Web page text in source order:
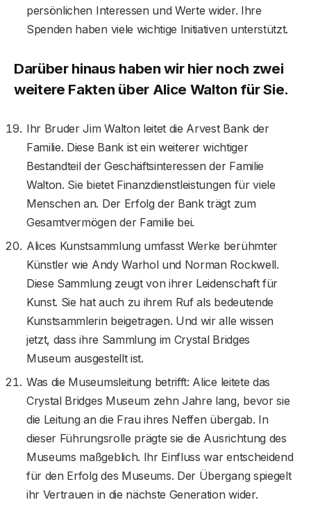
persönlichen Interessen und Werte wider. Ihre
Spenden haben viele wichtige Initiativen unterstützt.
Darüber hinaus haben wir hier noch zwei
weitere Fakten über Alice Walton für Sie.
Ihr Bruder Jim Walton leitet die Arvest Bank der
Familie. Diese Bank ist ein weiterer wichtiger
Bestandteil der Geschäftsinteressen der Familie
Walton. Sie bietet Finanzdienstleistungen für viele
Menschen an. Der Erfolg der Bank trägt zum
Gesamtvermögen der Familie bei.
Alices Kunstsammlung umfasst Werke berühmter
Künstler wie Andy Warhol und Norman Rockwell.
Diese Sammlung zeugt von ihrer Leidenschaft für
Kunst. Sie hat auch zu ihrem Ruf als bedeutende
Kunstsammlerin beigetragen. Und wir alle wissen
jetzt, dass ihre Sammlung im Crystal Bridges
Museum ausgestellt ist.
Was die Museumsleitung betrifft: Alice leitete das
Crystal Bridges Museum zehn Jahre lang, bevor sie
die Leitung an die Frau ihres Neffen übergab. In
dieser Führungsrolle prägte sie die Ausrichtung des
Museums maßgeblich. Ihr Einfluss war entscheidend
für den Erfolg des Museums. Der Übergang spiegelt
ihr Vertrauen in die nächste Generation wider.